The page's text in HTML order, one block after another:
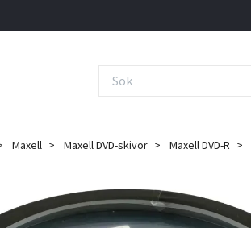
Maxell Maxell DVD-skivor Maxell DVD-R